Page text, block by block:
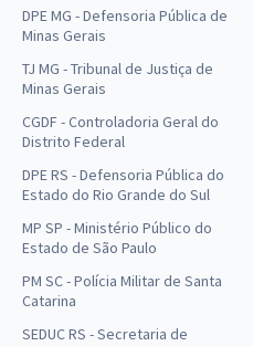
DPE MG - Defensoria Pública de
Minas Gerais
TJ MG - Tribunal de Justiça de
Minas Gerais
CGDF - Controladoria Geral do
Distrito Federal
DPE RS - Defensoria Pública do
Estado do Rio Grande do Sul
MP SP - Ministério Público do
Estado de São Paulo
PM SC - Polícia Militar de Santa
Catarina
SEDUC RS - Secretaria de